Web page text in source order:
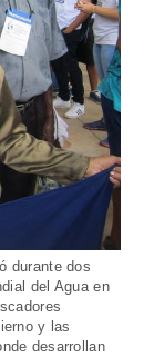
durante dos
del Agua en
y las
desarrollan